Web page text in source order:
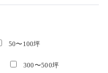
50〜100坪
300〜500坪